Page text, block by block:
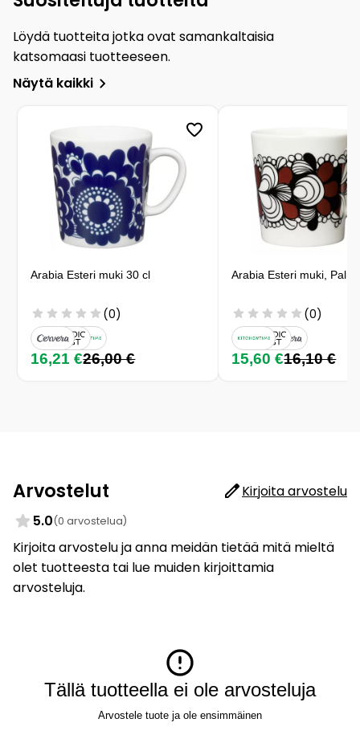
Löydä tuotteita jotka ovat samankaltaisia
katsomaasi tuotteeseen.
Näytä kaikki
Arabia Esteri muki 30 cl
(0)
16,21 €26,00 €
Arabia Esteri muki,
(0)
15,60 €16,10 €
Arvostelut
Kirjoita arvostelu
5.0(0 arvostelua)
Kirjoita arvostelu ja anna meidän tietää mitä mieltä
olet tuotteesta tai lue muiden kirjoittamia
arvosteluja.
Tällä tuotteella ei ole arvosteluja
Arvostele tuote ja ole ensimmäinen